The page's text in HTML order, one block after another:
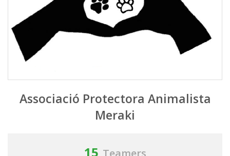
Associació Protectora Animalista
Meraki
15